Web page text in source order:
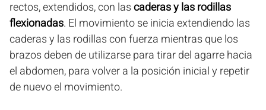
rectos, extendidos, con lascaderas y las rodillas
flexionadas. El movimiento se inicia extendiendo las
caderas y las rodillas con fuerza mientras que los
brazos deben de utilizarse para tirar del agarre hacia
el abdomen, para volver a la posición inicial y repetir
de nuevo el movimiento.